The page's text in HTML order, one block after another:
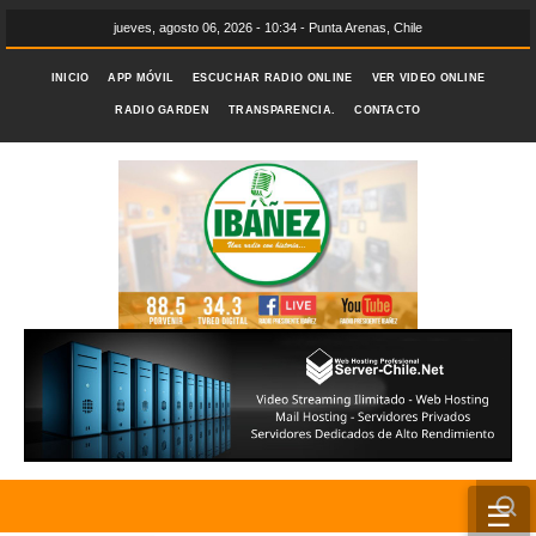
jueves, agosto 06, 2026 - 10:34 - Punta Arenas, Chile
INICIO APP MÓVIL ESCUCHAR RADIO ONLINE VER VIDEO ONLINE
RADIO GARDEN TRANSPARENCIA. CONTACTO
☰